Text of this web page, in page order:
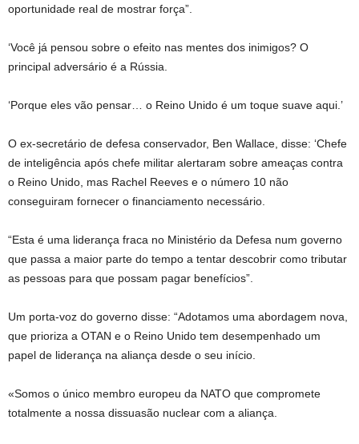
oportunidade real de mostrar força”.
‘Você já pensou sobre o efeito nas mentes dos inimigos? O
principal adversário é a Rússia.
‘Porque eles vão pensar… o Reino Unido é um toque suave aqui.’
O ex-secretário de defesa conservador, Ben Wallace, disse: ‘Chefe
de inteligência após chefe militar alertaram sobre ameaças contra
o Reino Unido, mas Rachel Reeves e o número 10 não
conseguiram fornecer o financiamento necessário.
“Esta é uma liderança fraca no Ministério da Defesa num governo
que passa a maior parte do tempo a tentar descobrir como tributar
as pessoas para que possam pagar benefícios”.
Um porta-voz do governo disse: “Adotamos uma abordagem nova,
que prioriza a OTAN e o Reino Unido tem desempenhado um
papel de liderança na aliança desde o seu início.
«Somos o único membro europeu da NATO que compromete
totalmente a nossa dissuasão nuclear com a aliança.